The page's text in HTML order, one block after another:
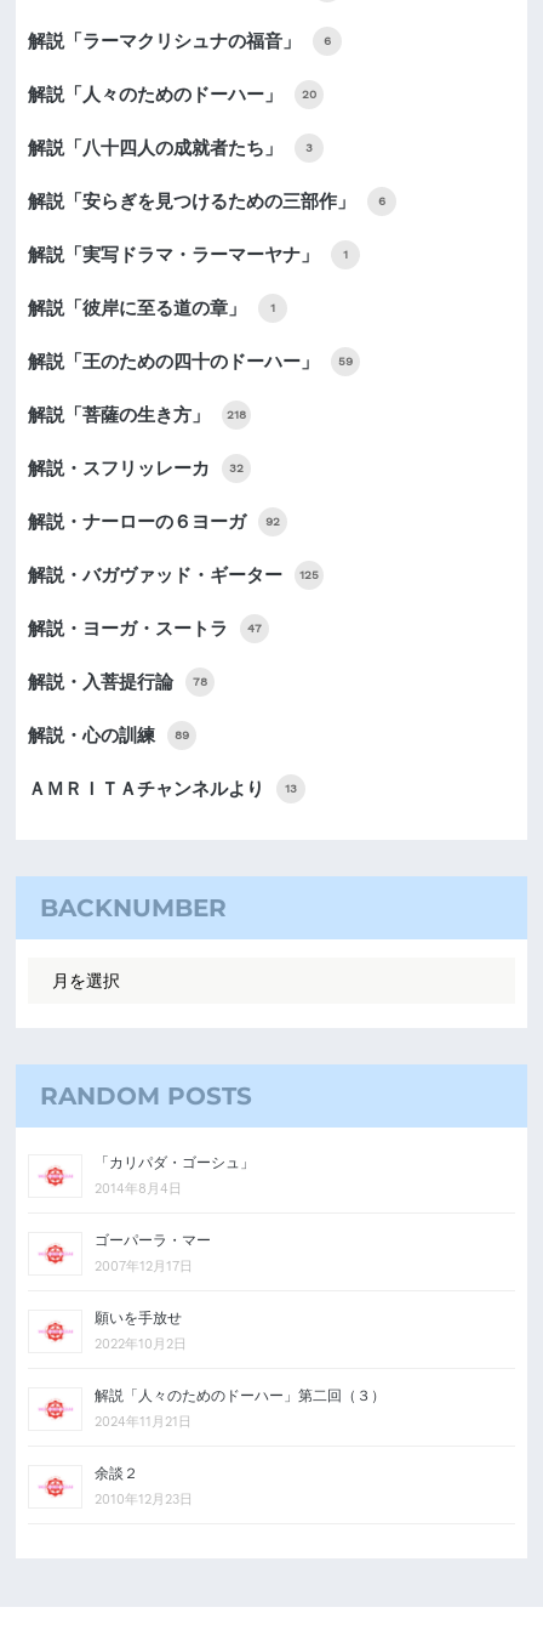
解説「ラーマクリシュナの福音」 6
解説「人々のためのドーハー」 20
解説「八十四人の成就者たち」 3
解説「安らぎを見つけるための三部作」 6
解説「実写ドラマ・ラーマーヤナ」 1
解説「彼岸に至る道の章」 1
解説「王のための四十のドーハー」 59
解説「菩薩の生き方」 218
解説・スフリッレーカ 32
解説・ナーローの６ヨーガ 92
解説・バガヴァッド・ギーター 125
解説・ヨーガ・スートラ 47
解説・入菩提行論 78
解説・心の訓練 89
ＡＭＲＩＴＡチャンネルより 13
BACKNUMBER
RANDOM POSTS
「カリパダ・ゴーシュ」
2014年8月4日
ゴーパーラ・マー
2007年12月17日
願いを手放せ
2022年10月2日
解説「人々のためのドーハー」第二回（３）
2024年11月21日
余談２
2010年12月23日